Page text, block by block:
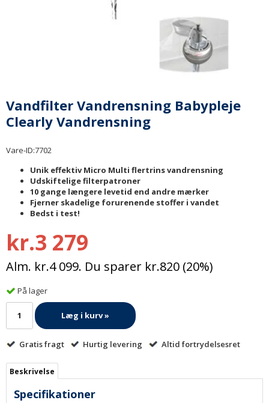
Vandfilter Vandrensning Babypleje
Clearly Vandrensning
Vare-ID:7702
Unik effektiv Micro Multi flertrins vandrensning
Udskiftelige filterpatroner
10 gange længere levetid end andre mærker
Fjerner skadelige forurenende stoffer i vandet
Bedst i test!
kr.3 279
Alm. kr.4 099. Du sparer kr.820 (20%)
På lager
Læg i kurv »
Gratis fragt Hurtig levering Altid fortrydelsesret
Beskrivelse
Specifikationer